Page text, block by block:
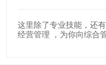
这里除了专业技能，还
经营管理 ，为你向综合